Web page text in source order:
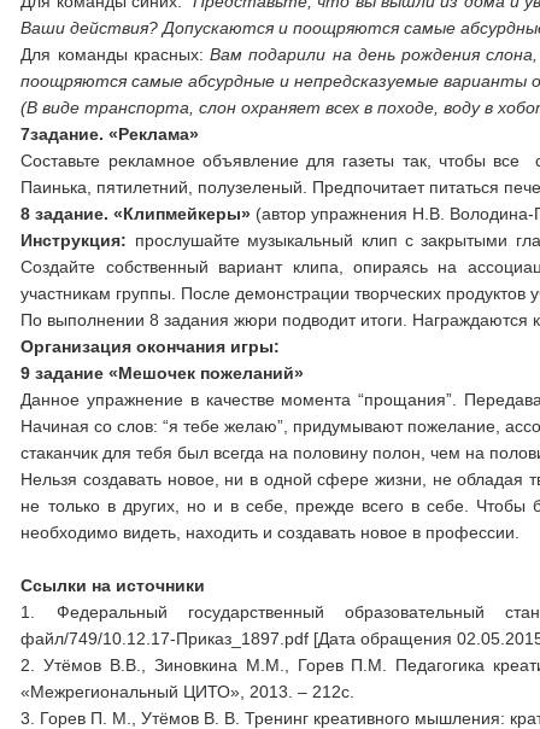
Ваши действия? Допускаются и поощряются самые
Для команды красных:Вам подарили на день рождения
поощряются самые абсурдные и непредсказуемые варианты
(В виде транспорта, слон охраняет всех в походе, воду в
7задание. «Реклама»
Составьте рекламное объявление для газеты так, чтобы
Паинька, пятилетний, полузеленый. Предпочитает питаться
8 задание. «Клипмейкеры» (автор упражнения Н.В. Володина-
Инструкция: прослушайте музыкальный клип с закрытыми
Создайте собственный вариант клипа, опираясь на
участникам группы. После демонстрации творческих
По выполнении 8 задания жюри подводит итоги.
Организация окончания игры:
9 задание «Мешочек пожеланий»
Данное упражнение в качестве момента “прощания”.
Начиная со слов: “я тебе желаю”, придумывают пожелание,
стаканчик для тебя был всегда на половину полон, чем на
Нельзя создавать новое, ни в одной сфере жизни, не обладая
не только в других, но и в себе, прежде всего в себе.
необходимо видеть, находить и создавать новое в
Ссылки на источники
1. Федеральный государственный образовательный
файл/749/10.12.17-Приказ_1897.pdf [Дата обращения
2. Утёмов В.В., Зиновкина М.М., Горев П.М. Педагогика
«Межрегиональный ЦИТО», 2013. – 212с.
3. Горев П. М., Утёмов В. В. Тренинг креативного мышления: